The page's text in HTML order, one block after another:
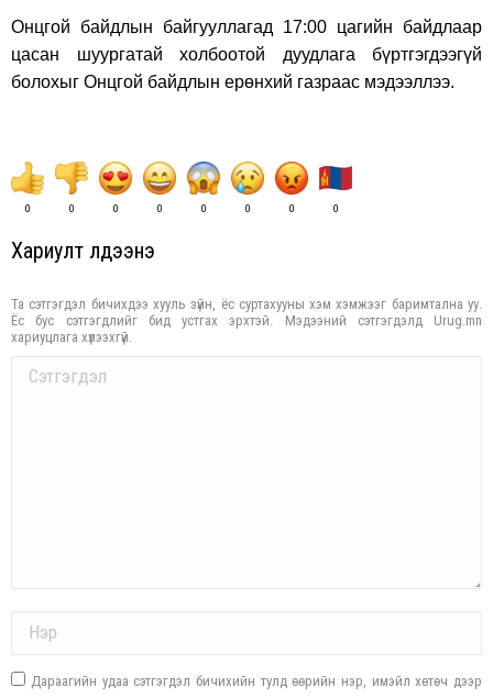
Онцгой байдлын байгууллагад 17:00 цагийн байдлаар
цасан шуургатай холбоотой дуудлага бүртгэгдээгүй
болохыг Онцгой байдлын ерөнхий газраас мэдээллээ.
0 0 0 0 0 0 0 0
Хариулт үлдээнэ үү
Та сэтгэгдэл бичихдээ хууль зүйн, ёс суртахууны хэм хэмжээг баримтална уу.
Ёс бус сэтгэгдлийг бид устгах эрхтэй. Мэдээний сэтгэгдэлд Urug.mn
хариуцлага хүлээхгүй.
Comment
Дараагийн удаа сэтгэгдэл бичихийн тулд өөрийн нэр, имэйл хөтөч дээр